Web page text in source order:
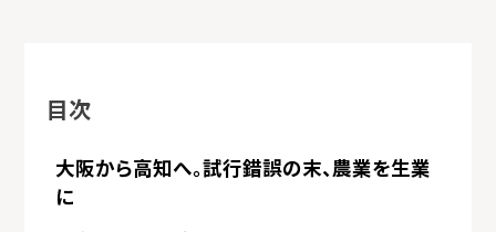
目次
大阪から高知へ。試行錯誤の末、農業を生業
に